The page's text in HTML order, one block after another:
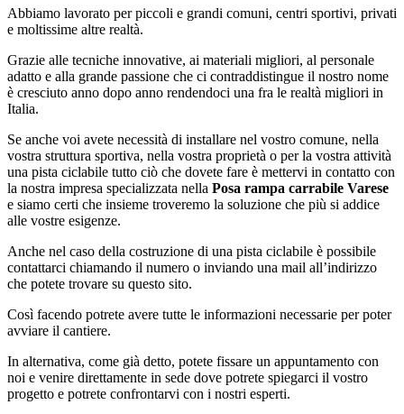
Abbiamo lavorato per piccoli e grandi comuni, centri sportivi, privati
e moltissime altre realtà.
Grazie alle tecniche innovative, ai materiali migliori, al personale
adatto e alla grande passione che ci contraddistingue il nostro nome
è cresciuto anno dopo anno rendendoci una fra le realtà migliori in
Italia.
Se anche voi avete necessità di installare nel vostro comune, nella
vostra struttura sportiva, nella vostra proprietà o per la vostra attività
una pista ciclabile tutto ciò che dovete fare è mettervi in contatto con
la nostra impresa specializzata nella Posa rampa carrabile Varese
e siamo certi che insieme troveremo la soluzione che più si addice
alle vostre esigenze.
Anche nel caso della costruzione di una pista ciclabile è possibile
contattarci chiamando il numero o inviando una mail all’indirizzo
che potete trovare su questo sito.
Così facendo potrete avere tutte le informazioni necessarie per poter
avviare il cantiere.
In alternativa, come già detto, potete fissare un appuntamento con
noi e venire direttamente in sede dove potrete spiegarci il vostro
progetto e potrete confrontarvi con i nostri esperti.